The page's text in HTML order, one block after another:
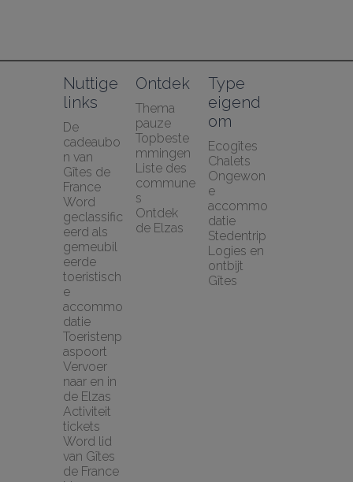
Nuttige
links
De
cadeaubo
n van
Gîtes de
France
Word
geclassific
eerd als
gemeubil
eerde
toeristisch
e
accommo
datie
Toeristenp
aspoort
Vervoer
naar en in
de Elzas
Activiteit
tickets
Word lid
van Gîtes
de France
Ontdek
Thema
pauze
Topbeste
mmingen
Liste des
commune
s
Ontdek
de Elzas
Type
eigend
om
Ecogîtes
Chalets
Ongewon
e
accommo
datie
Stedentrip
Logies en
ontbijt
Gîtes